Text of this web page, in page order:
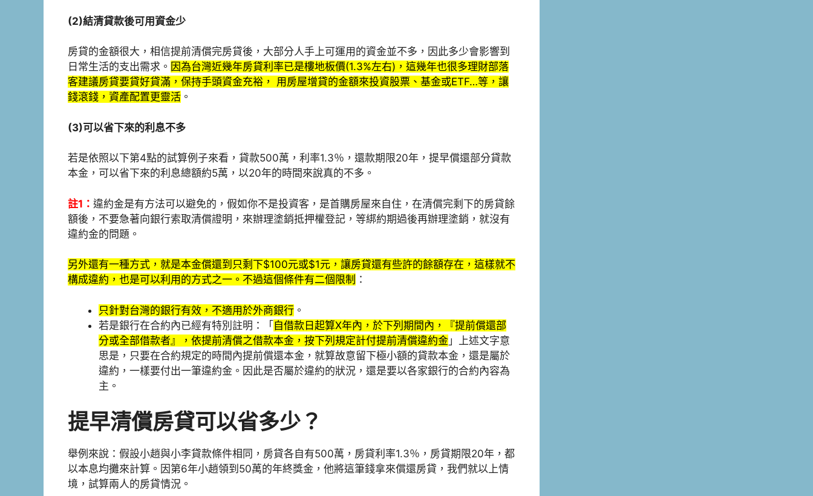
(2)結清貸款後可用資金少
房貸的金額很大，相信提前清償完房貸後，大部分人手上可運用的資金並不多，因此多少會影響到
日常生活的支出需求。 因為台灣近幾年房貸利率已是樓地板價(1.3%左右)，這幾年也很多理財部落
客建議房貸要貸好貸滿，保持手頭資金充裕， 用房屋增貸的金額來投資股票、基金或ETF…等，讓
錢滾錢，資產配置更靈活 。
(3)可以省下來的利息不多
若是依照以下第4點的試算例子來看，貸款500萬，利率1.3％，還款期限20年，提早償還部分貸款
本金，可以省下來的利息總額約5萬，以20年的時間來說真的不多。
註1： 違約金是有方法可以避免的，假如你不是投資客，是首購房屋來自住，在清償完剩下的房貸餘
額後，不要急著向銀行索取清償證明，來辦理塗銷抵押權登記，等綁約期過後再辦理塗銷，就沒有
違約金的問題。
另外還有一種方式，就是本金償還到只剩下$100元或$1元，讓房貸還有些許的餘額存在，這樣就不
構成違約，也是可以利用的方式之一。不過這個條件有二個限制 ：
只針對台灣的銀行有效，不適用於外商銀行 。
若是銀行在合約內已經有特別註明：「自借款日起算X年內，於下列期間內，『提前償還部
分或全部借款者』，依提前清償之借款本金，按下列規定計付提前清償違約金 」上述文字意
思是，只要在合約規定的時間內提前償還本金，就算故意留下極小額的貸款本金，還是屬於
違約，一樣要付出一筆違約金。因此是否屬於違約的狀況，還是要以各家銀行的合約內容為
主。
提早清償房貸可以省多少？
舉例來說：假設小趙與小李貸款條件相同，房貸各自有500萬，房貸利率1.3％，房貸期限20年，都
以本息均攤來計算。因第6年小趙領到50萬的年終獎金，他將這筆錢拿來償還房貸，我們就以上情
境，試算兩人的房貸情況。